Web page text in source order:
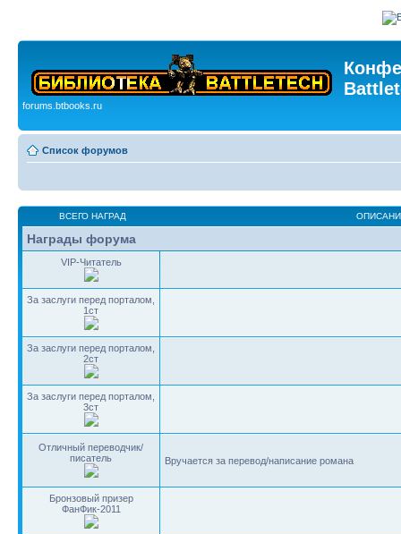
forums.btbooks.ru
Список форумов
ВСЕГО НАГРАД
Награды форума
VIP-Читатель
За заслуги перед порталом,
1ст
За заслуги перед порталом,
2ст
За заслуги перед порталом,
3ст
Отличный переводчик/
писатель
Вручается за перевод/написание романа
Бронзовый призер
ФанФик-2011